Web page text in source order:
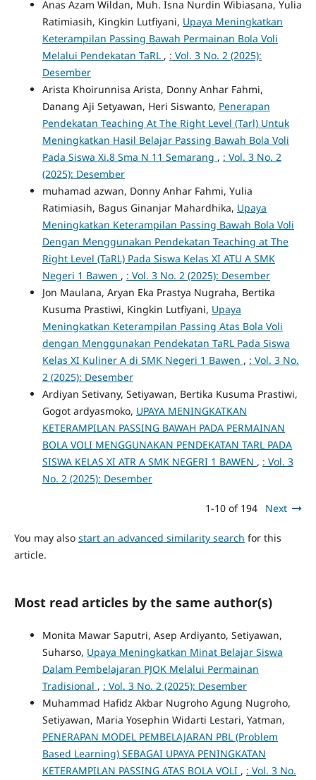
Anas Azam Wildan, Muh. Isna Nurdin Wibiasana, Yulia
Ratimiasih, Kingkin Lutfiyani, Upaya Meningkatkan
Keterampilan Passing Bawah Permainan Bola Voli
Melalui Pendekatan TaRL , : Vol. 3 No. 2 (2025):
Desember
Arista Khoirunnisa Arista, Donny Anhar Fahmi,
Danang Aji Setyawan, Heri Siswanto, Penerapan
Pendekatan Teaching At The Right Level (Tarl) Untuk
Meningkatkan Hasil Belajar Passing Bawah Bola Voli
Pada Siswa Xi.8 Sma N 11 Semarang , : Vol. 3 No. 2
(2025): Desember
muhamad azwan, Donny Anhar Fahmi, Yulia
Ratimiasih, Bagus Ginanjar Mahardhika, Upaya
Meningkatkan Keterampilan Passing Bawah Bola Voli
Dengan Menggunakan Pendekatan Teaching at The
Right Level (TaRL) Pada Siswa Kelas XI ATU A SMK
Negeri 1 Bawen , : Vol. 3 No. 2 (2025): Desember
Jon Maulana, Aryan Eka Prastya Nugraha, Bertika
Kusuma Prastiwi, Kingkin Lutfiyani, Upaya
Meningkatkan Keterampilan Passing Atas Bola Voli
dengan Menggunakan Pendekatan TaRL Pada Siswa
Kelas XI Kuliner A di SMK Negeri 1 Bawen , : Vol. 3 No.
2 (2025): Desember
Ardiyan Setivany, Setiyawan, Bertika Kusuma Prastiwi,
Gogot ardyasmoko, UPAYA MENINGKATKAN
KETERAMPILAN PASSING BAWAH PADA PERMAINAN
BOLA VOLI MENGGUNAKAN PENDEKATAN TARL PADA
SISWA KELAS XI ATR A SMK NEGERI 1 BAWEN , : Vol. 3
No. 2 (2025): Desember
1-10 of 194 Next
You may also start an advanced similarity search for this
article.
Most read articles by the same author(s)
Monita Mawar Saputri, Asep Ardiyanto, Setiyawan,
Suharso, Upaya Meningkatkan Minat Belajar Siswa
Dalam Pembelajaran PJOK Melalui Permainan
Tradisional , : Vol. 3 No. 2 (2025): Desember
Muhammad Hafidz Akbar Nugroho Agung Nugroho,
Setiyawan, Maria Yosephin Widarti Lestari, Yatman,
PENERAPAN MODEL PEMBELAJARAN PBL (Problem
Based Learning) SEBAGAI UPAYA PENINGKATAN
KETERAMPILAN PASSING ATAS BOLA VOLI , : Vol. 3 No.